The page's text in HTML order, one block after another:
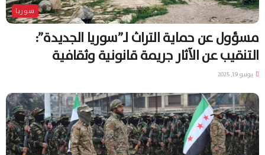
سوريا
مسؤول عن حماية التراث لـ”سوريا الجديدة”:
التنقيب عن الآثار جريمة قانونية وثقافية
يونيو 19, 2025